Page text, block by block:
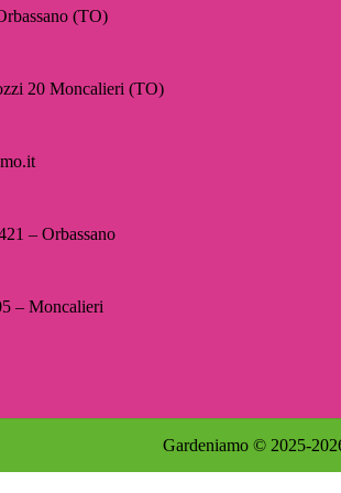
(TO)
20 Moncalieri (TO)
– Orbassano
– Moncalieri
Gardeniamo © 2025-